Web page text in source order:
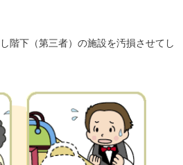
階下（第三者）の施設を汚損させてし